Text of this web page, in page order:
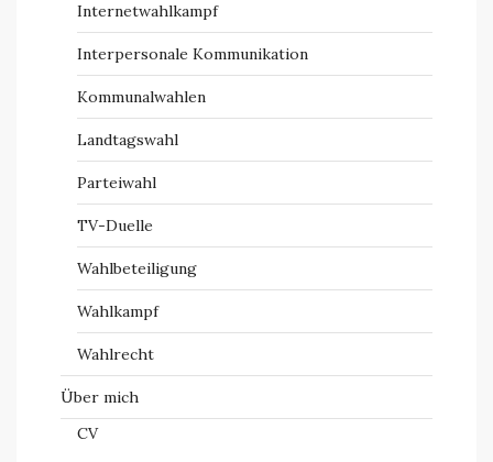
Internetwahlkampf
Interpersonale Kommunikation
Kommunalwahlen
Landtagswahl
Parteiwahl
TV-Duelle
Wahlbeteiligung
Wahlkampf
Wahlrecht
Über mich
CV